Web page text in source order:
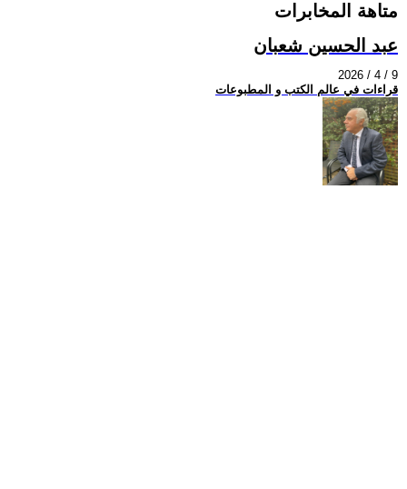
متاهة المخابرات
عبد الحسين شعبان
2026 / 4 / 9
قراءات في عالم الكتب و المطبوعات